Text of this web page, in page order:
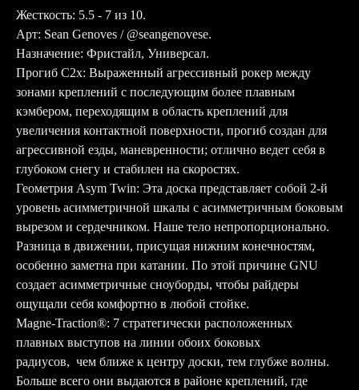
Жесткость: 5.5 - 7 из 10.
Арт: Sean Genoves / @seangenovese.
Назначение: Фристайл, Универсал.
Прогиб C2х: Выраженный агрессивный рокер между
зонами креплений с последующим более плавным
кэмбером, переходящим в область креплений для
увеличения контактной поверхности, прогиб создан для
агрессивной езды, маневренности; отлично ведет себя в
глубоком снегу и стабилен на скоростях.
Геометрия Asym Twin: Эта доска представляет собой 2-й
уровень асимметричной шкалы с асимметричным боковым
вырезом и сердечником. Наше тело непропорционально.
Разница в движении, присущая нижним конечностям,
особенно заметна при катании. По этой причине GNU
создает асимметричные сноуборды, чтобы райдеры
ощущали себя комфортно в любой стойке.
Magne-Traction®: 7 стратегически расположенных
плавных выступов на линии обоих боковых
радиусов, чем ближе к центру доски, тем глубже волны.
Больше всего они выдаются в районе креплений, где